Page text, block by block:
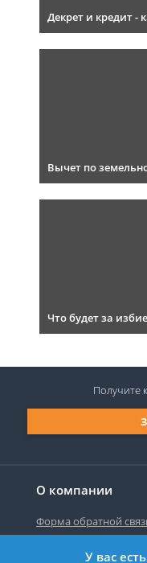
Декрет и кредит -
Вычет по
Что будет за
О компании
Форма обратной
Получите
У вас